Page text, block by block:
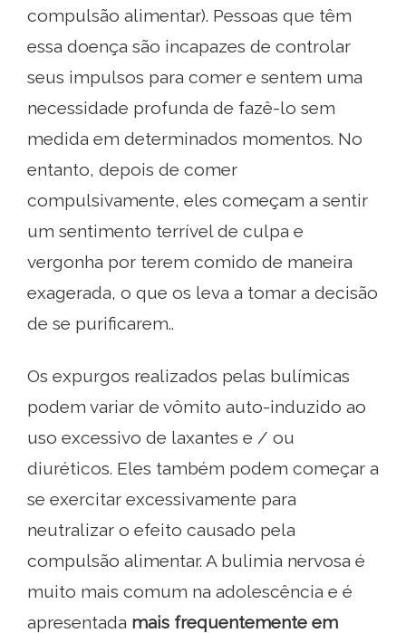
compulsão alimentar). Pessoas que têm
essa doença são incapazes de controlar
seus impulsos para comer e sentem uma
necessidade profunda de fazê-lo sem
medida em determinados momentos. No
entanto, depois de comer
compulsivamente, eles começam a sentir
um sentimento terrível de culpa e
vergonha por terem comido de maneira
exagerada, o que os leva a tomar a decisão
de se purificarem..
Os expurgos realizados pelas bulímicas
podem variar de vômito auto-induzido ao
uso excessivo de laxantes e / ou
diuréticos. Eles também podem começar a
se exercitar excessivamente para
neutralizar o efeito causado pela
compulsão alimentar. A bulimia nervosa é
muito mais comum na adolescência e é
apresentada mais frequentemente em